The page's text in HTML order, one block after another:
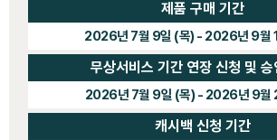
제품 구매 기간
2026년 7월 9일 (목) - 2026년 9월
무상서비스 기간 연장 신청 및 승
2026년 7월 9일 (목) - 2026년 9월
캐시백 신청 기간